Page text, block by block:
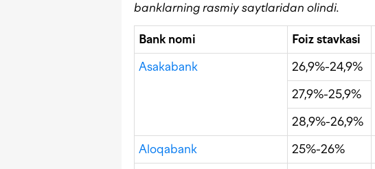
banklarning rasmiy saytlaridan olindi.
Bank nomi Foiz stavkasi
Asakabank
26,9%-24,9%
27,9%-25,9%
28,9%-26,9%
Aloqabank
25%-26%